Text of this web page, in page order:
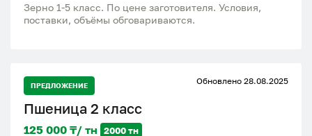
Зерно 1-5 класс. По цене заготовителя. Условия,
поставки, объёмы обговариваются.
ПРЕДЛОЖЕНИЕ Обновлено 28.08.2025
Пшеница 2 класс
125 000 ₸/ тн 2000 тн